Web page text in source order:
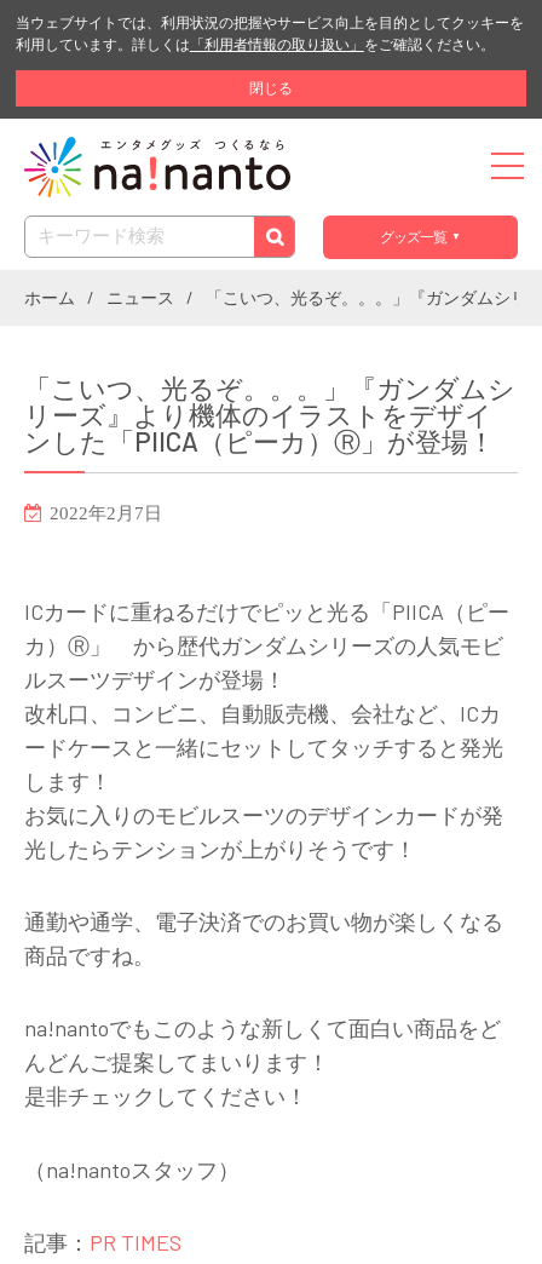
当ウェブサイトでは、利用状況の把握やサービス向上を目的としてクッキーを
利用しています。詳しくは 「利用者情報の取り扱い」 をご確認ください。
閉じる
グッズ一覧
ホーム ニュース 「こいつ、光るぞ。。。」『ガンダムシ
「こいつ、光るぞ。。。」『ガンダムシ
リーズ』より機体のイラストをデザイ
ンした「PIICA（ピーカ）Ⓡ」が登場！
2022年2月7日
ICカードに重ねるだけでピッと光る「PIICA（ピー
カ）Ⓡ」 から歴代ガンダムシリーズの人気モビ
ルスーツデザインが登場！
改札口、コンビニ、自動販売機、会社など、ICカ
ードケースと一緒にセットしてタッチすると発光
します！
お気に入りのモビルスーツのデザインカードが発
光したらテンションが上がりそうです！
通勤や通学、電子決済でのお買い物が楽しくなる
商品ですね。
na!nantoでもこのような新しくて面白い商品をど
んどんご提案してまいります！
是非チェックしてください！
（na!nantoスタッフ）
記事： PR TIMES